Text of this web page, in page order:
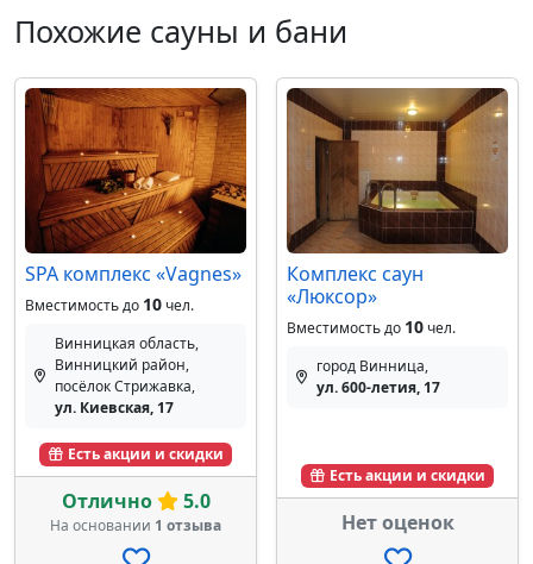
Похожие сауны и бани
SPA комплекс «Vagnes»
Вместимость до 10чел.
Винницкая область,
Винницкий район,
посёлок Стрижавка,
ул. Киевская, 17
Есть акции и скидки
Отлично 5.0
На основании 1 отзыва
Комплекс саун
«Люксор»
Вместимость до 10чел.
город Винница,
ул. 600-летия, 17
Есть акции и скидки
Нет оценок